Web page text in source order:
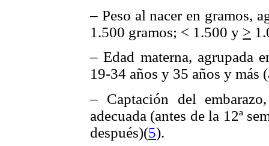
– Peso al nacer en gramos,
1.500 gramos; < 1.500 y >
– Edad materna, agrupada
19-34 años y 35 años y más
– Captación del
adecuada (antes de la 12ª
después)(5).